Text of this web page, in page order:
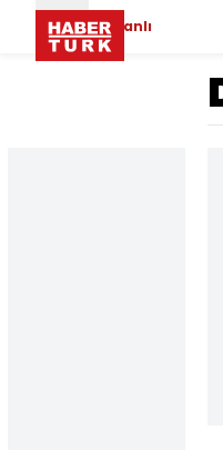
Canlı